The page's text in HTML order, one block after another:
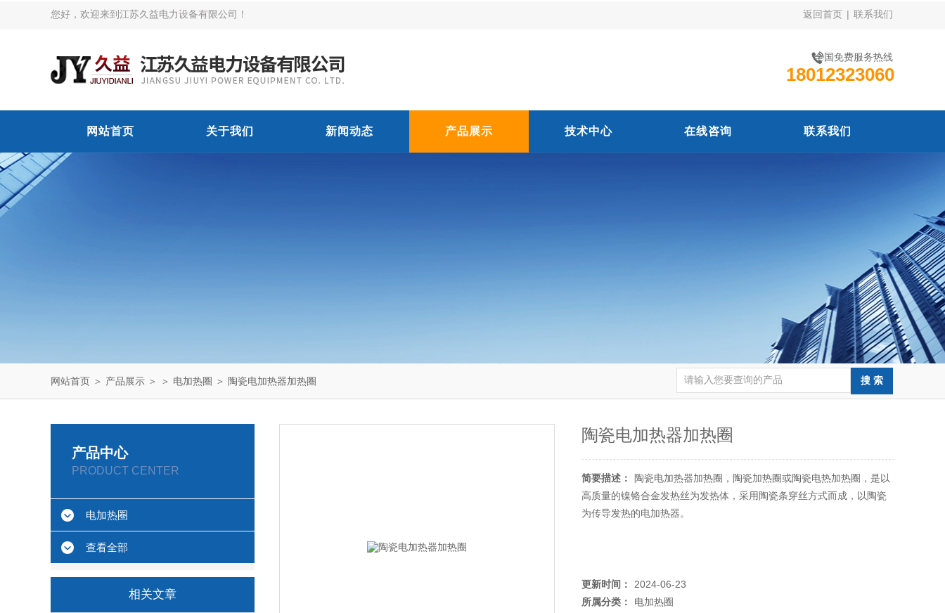
您好，欢迎来到江苏久益电力设备有限公司！ 返回首页 | 联系我们
全国免费服务热线
18012323060
网站首页 关于我们 新闻动态 产品展示 技术中心 在线咨询 联系我们
网站首页 ＞ 产品展示 ＞ ＞ 电加热圈 ＞ 陶瓷电加热器加热圈
产品中心
PRODUCT CENTER
电加热圈
查看全部
相关文章
陶瓷电加热器加热圈
简要描述：
陶瓷电加热器加热圈，陶瓷加热圈或陶瓷电热加热圈，是以
高质量的镍铬合金发热丝为发热体，采用陶瓷条穿丝方式而成，以陶瓷
为传导发热的电加热器。
更新时间：
2024-06-23
所属分类：
电加热圈